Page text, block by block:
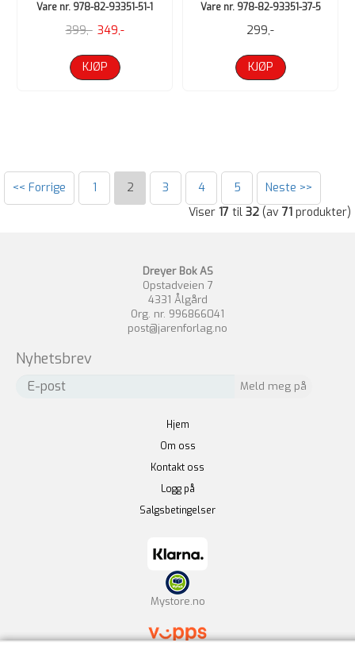
Vare nr. 978-82-93351-51-1
399,- 349,-
KJØP
Vare nr. 978-82-93351-37-5
299,-
KJØP
<< Forrige 1 2 3 4 5
Neste >>
Viser 17 til 32 (av 71 produkter)
Dreyer Bok AS
Opstadveien 7
4331 Ålgård
Org. nr. 996866041
post@jarenforlag.no
Nyhetsbrev
Hjem
Om oss
Kontakt oss
Logg på
Salgsbetingelser
Mystore.no